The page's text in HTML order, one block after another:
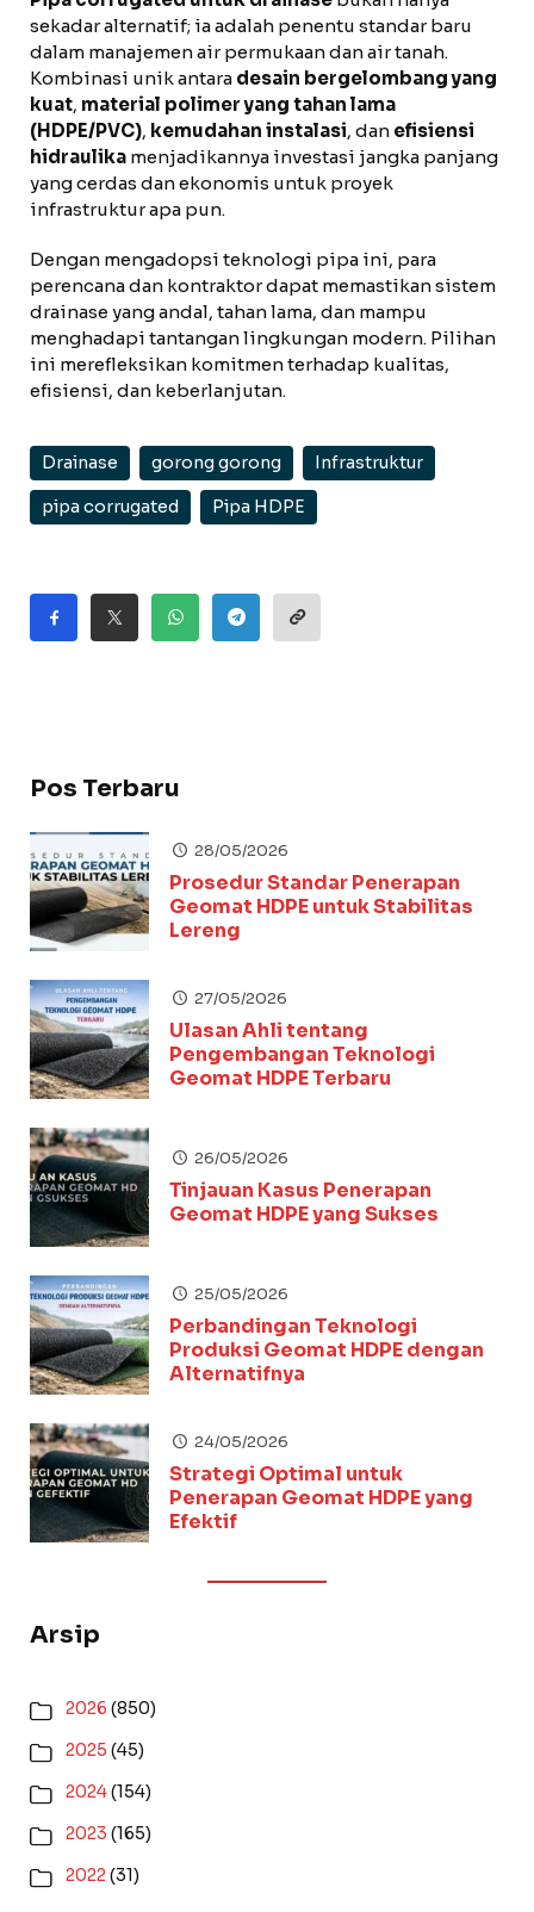
sekadar alternatif; ia adalah penentu standar baru
dalam manajemen air permukaan dan air tanah.
Kombinasi unik antara desain bergelombang yang
kuat, material polimer yang tahan lama
(HDPE/PVC), kemudahan instalasi, dan efisiensi
hidraulika menjadikannya investasi jangka panjang
yang cerdas dan ekonomis untuk proyek
infrastruktur apa pun.
Dengan mengadopsi teknologi pipa ini, para
perencana dan kontraktor dapat memastikan sistem
drainase yang andal, tahan lama, dan mampu
menghadapi tantangan lingkungan modern. Pilihan
ini merefleksikan komitmen terhadap kualitas,
efisiensi, dan keberlanjutan.
Drainase gorong gorong Infrastruktur
pipa corrugated Pipa HDPE
Pos Terbaru
28/05/2026
Prosedur Standar Penerapan
Geomat HDPE untuk Stabilitas
Lereng
27/05/2026
Ulasan Ahli tentang
Pengembangan Teknologi
Geomat HDPE Terbaru
26/05/2026
Tinjauan Kasus Penerapan
Geomat HDPE yang Sukses
25/05/2026
Perbandingan Teknologi
Produksi Geomat HDPE dengan
Alternatifnya
24/05/2026
Strategi Optimal untuk
Penerapan Geomat HDPE yang
Efektif
Arsip
2026 (850)
2025 (45)
2024(154)
2023 (165)
2022(31)